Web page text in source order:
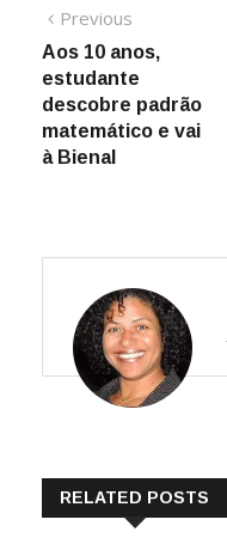
Navegação
de
Post
Previous
post:
Aos 10 anos,
estudante
descobre padrão
matemático e vai
à Bienal
RELATED POSTS